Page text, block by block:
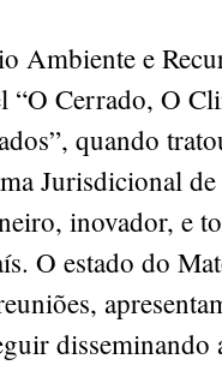
Ambiente e
Cerrado, O
quando
Jurisdicional
inovador, e
O estado do
disseminando